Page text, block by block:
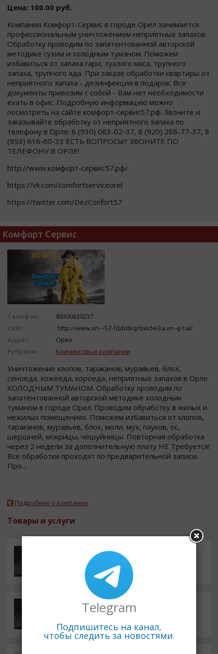
Цена: 100.00 руб.
Компания Комфорт-Сервис в городе Орел занимается
профессиональным уничтожением неприятных запахов.
Обработку проводим по запатентованной авторской
методике сухим и холодным туманом. Поможем
избавиться от запаха гари, тухлого мяса, трупного
запаха, трупного яда. При заказе обработки квартиры от
неприятного запаха - дезинфекция в подарок. Все
документы привозим с собой - Вам нет необходимости
ехать в офис. Подробную информацию можно
посмотреть на сайте комфорт-сервис57.рф. Звоните и
заказывайте обработку от неприятного запаха по
телефону в Орле: 8 (930) 063-02-37, 8 (920) 288-77-37, 8
(953) 616-60-33 ЕСТЬ ВОПРОСЫ? ЗВОНИТЕ ПО
ТЕЛЕФОНУ В ОРЛЕ!
http://www.комфорт-сервис57.рф/​
https://vk.com/comfortserviceorel​
https://twitter.com/DezConfort57
Комфорт Сервис
Телефон:
89300630237
Сайт:
http://www.xn---57-fddotkqrbwclei3a.xn--p1ai/
Адрес:
Орел
Рубрика:
Клининговые компании
Уничтожение клопов, тараканов, муравьев, блох,
сеноеда, кожееда, короеда, неприятных запахов в Орле
ХОЛОДНЫМ ТУМАНОМ. Обработку проводим по
запатентованной авторской методике холодным
туманом в городе Орел. Проводим обработку в жилых и
нежилых помещениях. Поможем избавиться от клопов,
тараканов, муравьев, блох, моли, мух, пауков, ос,
шершней, мокрицы, чешуйницы. Повторная обработка
через 2 недели за дополнительную плату НЕ Требуется!
Все обработки проходят по предварительной записи.
Про...
Подробнее о компании
Товары и услуги
Уничтожение клопов холодны
м туманом за 1 час с первого р
аза!
Проводим уничтожение клопо
в и тараканов холодным паро
Telegram
Подпишитесь на канал,
чтобы следить за новостями.